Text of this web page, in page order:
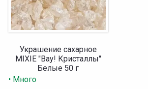
Украшение сахарное
MIXIE "Вау! Кристаллы"
Белые 50 г
• Много